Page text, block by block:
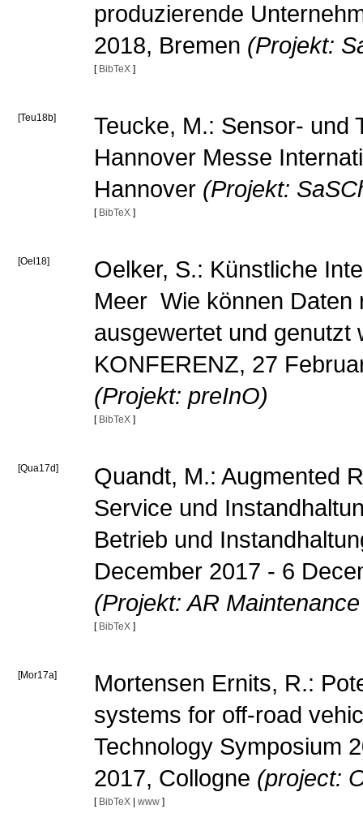
produzierende
2018, Bremen (Projekt:
[ BibTeX ]
[Teu18b]
Teucke, M.: Sensor- und
Hannover Messe
Hannover (Projekt:
[ BibTeX ]
[Oel18]
Oelker, S.: Künstliche
Meer  Wie können
ausgewertet und genutzt
KONFERENZ, 27
(Projekt: preInO)
[ BibTeX ]
[Qua17d]
Quandt, M.: Augmented
Service und
Betrieb und
December 2017 - 6
(Projekt: AR
[ BibTeX ]
[Mor17a]
Mortensen Ernits, R.:
systems for off-road
Technology Symposium
2017, Collogne (project:
[ BibTeX| www ]